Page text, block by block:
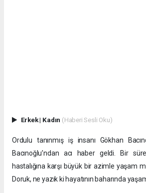
Erkek| Kadın (Haberi Sesli Oku)
Ordulu tanınmış iş insanı Gökhan
Bacınoğlu’ndan acı haber geldi. Bir
hastalığına karşı büyük bir azimle yaşam
Doruk, ne yazık ki hayatının baharında